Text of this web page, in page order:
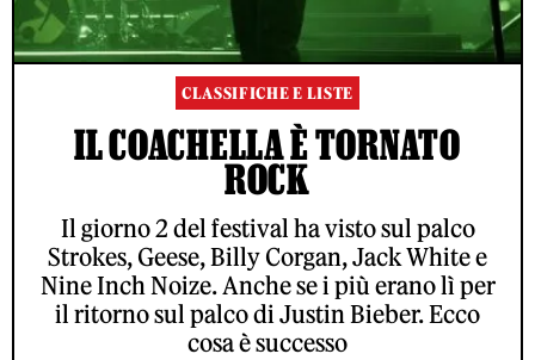
CLASSIFICHE E LISTE
IL COACHELLA È TORNATO
ROCK
Il giorno 2 del festival ha visto sul palco
Strokes, Geese, Billy Corgan, Jack White e
Nine Inch Noize. Anche se i più erano lì per
il ritorno sul palco di Justin Bieber. Ecco
cosa è successo